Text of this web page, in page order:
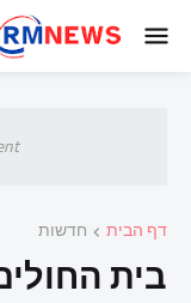
דף הבית חדשות
בית